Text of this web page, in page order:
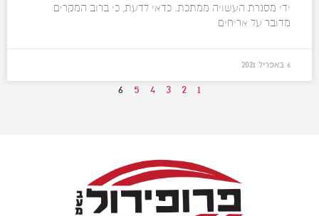
ידי מסגרת העשויה ממתכת. כדאי לדעת, כי ברוב המקרים
מדובר על אריחים
6 באפריל 2021
1
2
3
4
5
6